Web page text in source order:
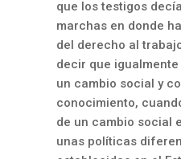
que los testigos
marchas en donde
del derecho al
decir que
un cambio social y
conocimiento,
de un cambio social
unas políticas